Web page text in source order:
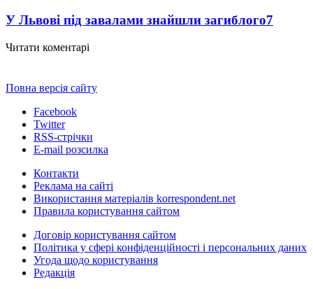
У Львові під завалами знайшли загиблого7
Читати коментарі
Повна версія сайту
Facebook
Twitter
RSS-стрічки
E-mail розсилка
Контакти
Реклама на сайті
Використання матеріалів korrespondent.net
Правила користування сайтом
Договір користування сайтом
Політика у сфері конфіденційності і персональних даних
Угода щодо користування
Редакція